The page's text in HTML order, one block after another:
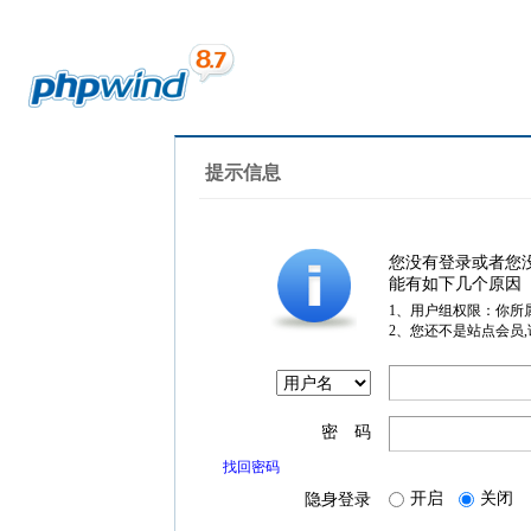
提示信息
您没有登录或者您
能有如下几个原因
1、用户组权限：你所
2、您还不是站点会员
密 码
找回密码
隐身登录 开启 关闭